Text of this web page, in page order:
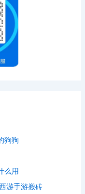
狗狗
么用
游手游搬砖